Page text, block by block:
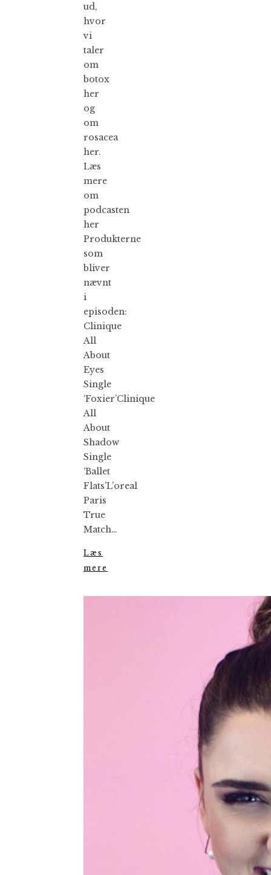
ud,
hvor
vi
taler
om
botox
her
og
om
rosacea
her.
Læs
mere
om
podcasten
her
Produkterne
som
bliver
nævnt
i
episoden:
Clinique
All
About
Eyes
Single
‘Foxier’Clinique
All
About
Shadow
Single
‘Ballet
Flats’L’oreal
Paris
True
Match…
Læs
mere